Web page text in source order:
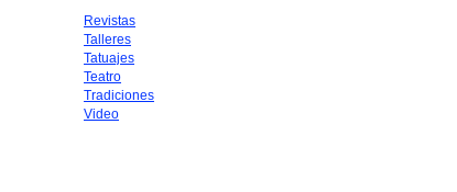
Revistas
Talleres
Tatuajes
Teatro
Tradiciones
Video